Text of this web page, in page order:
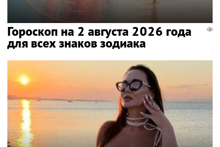
Гороскоп на 2 августа 2026 года
для всех знаков зодиака